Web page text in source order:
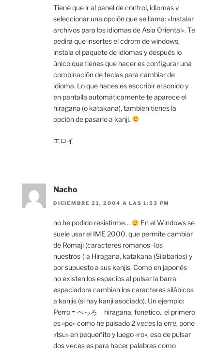
Tiene que ir al panel de control, idiomas y
seleccionar una opción que se llama: «Instalar
archivos para los idiomas de Asia Oriental». Te
pedirá que insertes el cdrom de windows,
instala el paquete de idiomas y después lo
único que tienes que hacer es configurar una
combinación de teclas para cambiar de
idioma. Lo que haces es esccribir el sonido y
en pantalla automáticamente te aparece el
hiragana (o katakana), también tienes la
opción de pasarlo a kanji.
エロイ
Nacho
DICIEMBRE 21, 2004 A LAS 1:53 PM
no he podido resistirme…
En el Windows se
suele usar el IME 2000, que permite cambiar
de Romaji (caracteres romanos -los
nuestros-) a Hiragana, katakana (Silabarios) y
por supuesto a sus kanjis. Como en japonés
no existen los espacios al pulsar la barra
espaciadora cambian los caracteres silábicos
a kanjis (si hay kanji asociado). Un ejemplo:
Perro = ぺっろ hiragana, fonetico.. el primero
es «pe» como he pulsado 2 veces la erre, pone
«tsu» en pequeñito y luego «ro», eso de pulsar
dos veces es para hacer palabras como